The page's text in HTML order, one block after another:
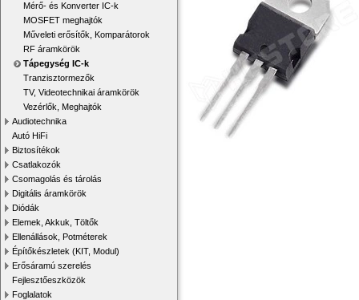
Mérő- és Konverter IC-k
MOSFET meghajtók
Műveleti erősítők, Komparátorok
RF áramkörök
Tápegység IC-k
Tranzisztormezők
TV, Videotechnikai áramkörök
Vezérlők, Meghajtók
Audiotechnika
Autó HiFi
Biztosítékok
Csatlakozók
Csomagolás és tárolás
Digitális áramkörök
Diódák
Elemek, Akkuk, Töltők
Ellenállások, Potméterek
Építőkészletek (KIT, Modul)
Erősáramú szerelés
Fejlesztőeszközök
Foglalatok